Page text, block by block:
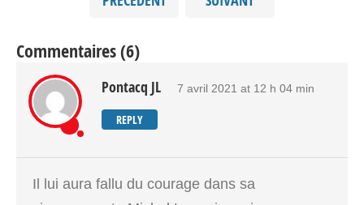
Commentaires (6)
Pontacq JL 7 avril 2021 at 12 h 04 min
REPLY
Il lui aura fallu du courage dans sa